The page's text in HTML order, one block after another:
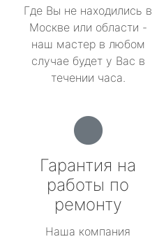
Где Вы не находились в
Москве или области -
наш мастер в любом
случае будет у Вас в
течении часа.
Гарантия на
работы по
ремонту
Наша компания